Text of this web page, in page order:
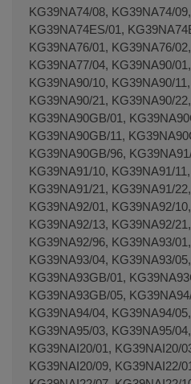
KG39NA74/08, KG39NA74/
KG39NA74ES/01,
KG39NA76/01, KG39NA76/
KG39NA77/04, KG39NA90/
KG39NA90/10, KG39NA90/
KG39NA90/21, KG39NA90/
KG39NA90GB/01,
KG39NA90GB/11,
KG39NA90GB/96,
KG39NA91/10, KG39NA91/
KG39NA91/21, KG39NA91/
KG39NA92/01, KG39NA92/
KG39NA92/13, KG39NA92/
KG39NA92/96, KG39NA93/
KG39NA93/04, KG39NA93/
KG39NA93GB/01,
KG39NA93GB/05,
KG39NA94/04, KG39NA94/
KG39NA95/03, KG39NA95/
KG39NAI20/01, KG39NAI20/
KG39NAI20/09, KG39NAI22/